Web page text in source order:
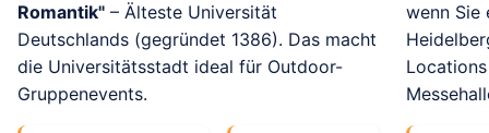
Romantik" – Älteste Universität
Deutschlands (gegründet 1386). Das macht
die Universitätsstadt ideal für Outdoor-
Gruppenevents.
wenn Sie